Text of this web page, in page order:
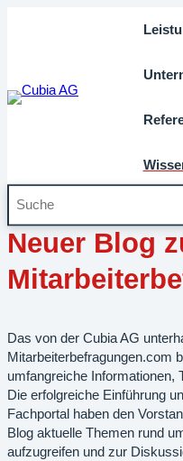
Juni 2018
Neuer Blog
Das von der Cubia AG
Mitarbeiterbefragungen.com
umfangreiche Informationen,
Die erfolgreiche Einführung
Fachportal haben den
Blog aktuelle Themen rund
aufzugreifen und zur